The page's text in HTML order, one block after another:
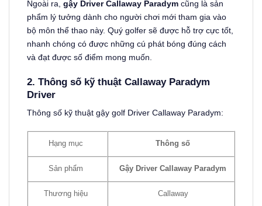
Ngoài ra, gậy Driver Callaway Paradym cũng là sản
phẩm lý tưởng dành cho người chơi mới tham gia vào
bộ môn thể thao này. Quý golfer sẽ được hỗ trợ cực tốt,
nhanh chóng có được những cú phát bóng đúng cách
và đạt được số điểm mong muốn.
2. Thông số kỹ thuật Callaway Paradym
Driver
Thông số kỹ thuật gậy golf Driver Callaway Paradym:
Hạng mục Thông số
Sản phẩm Gậy Driver Callaway Paradym
Thương hiệu Callaway